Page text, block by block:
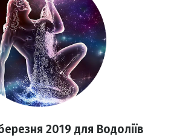
2019 для Водоліїв